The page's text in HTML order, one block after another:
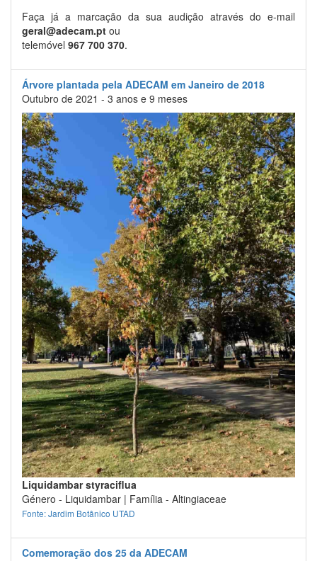
Faça já a marcação da sua audição através do e-mail
geral@adecam.pt ou
telemóvel 967 700 370.
Árvore plantada pela ADECAM em Janeiro de 2018
Outubro de 2021 - 3 anos e 9 meses
Liquidambar styraciflua
Género - Liquidambar | Família - Altingiaceae
Fonte: Jardim Botânico UTAD
Comemoração dos 25 da ADECAM